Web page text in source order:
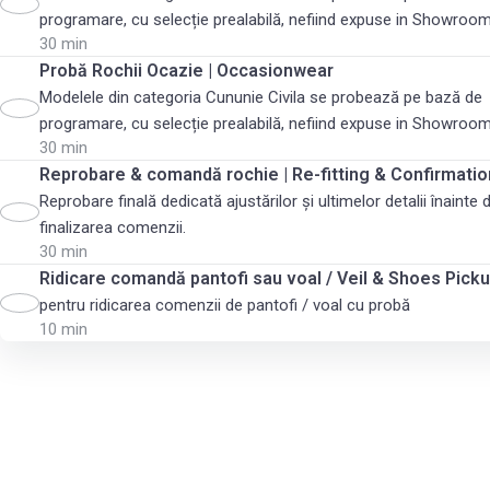
programare, cu selecție prealabilă, nefiind expuse in
30 min
Probă Rochii Ocazie | Occasionwear
Modelele din categoria Cununie Civila se probează pe bază de
programare, cu selecție prealabilă, nefiind expuse in
30 min
Reprobare & comandă rochie | Re-fitting &
Reprobare finală dedicată ajustărilor și ultimelor detalii înainte
finalizarea comenzii.
30 min
Ridicare comandă pantofi sau voal / Veil & Shoes
pentru ridicarea comenzii de pantofi / voal cu probă
10 min